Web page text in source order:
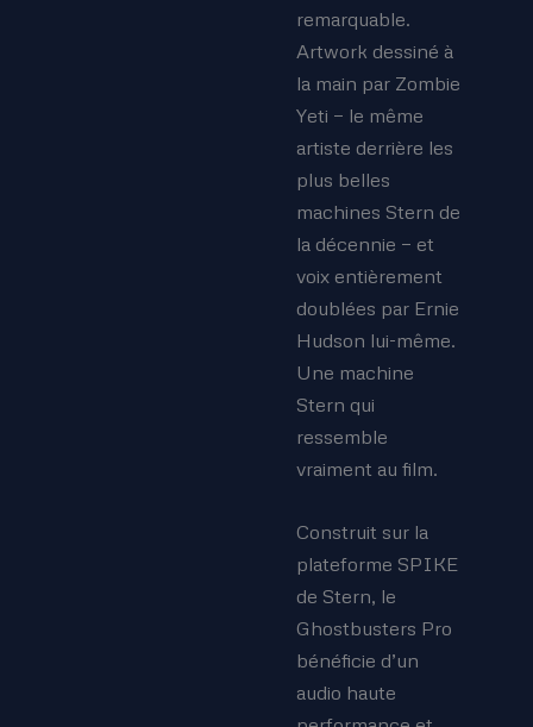
remarquable.
Artwork dessiné à
la main par Zombie
Yeti — le même
artiste derrière les
plus belles
machines Stern de
la décennie — et
voix entièrement
doublées par Ernie
Hudson lui-même.
Une machine
Stern qui
ressemble
vraiment au film.
Construit sur la
plateforme SPIKE
de Stern, le
Ghostbusters Pro
bénéficie d’un
audio haute